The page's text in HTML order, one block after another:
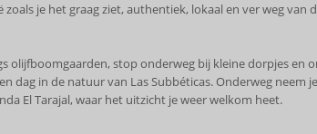
je het graag ziet, authentiek, lokaal en ver weg van
olijfboomgaarden, stop onderweg bij kleine dorpjes en
dag in de natuur van Las Subbéticas. Onderweg neem
El Tarajal, waar het uitzicht je weer welkom heet.